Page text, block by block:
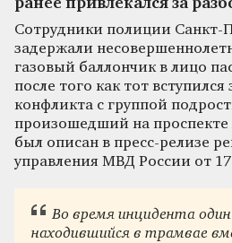
ранее привлекался за
Сотрудники полиции Санкт-
задержали
газовый баллончик в лицо
после того как тот вступился
конфликта с группой
произошедший на проспекте
был описан в пресс-релизе
управления МВД России от
Во время инцидента
находившийся в трамвае